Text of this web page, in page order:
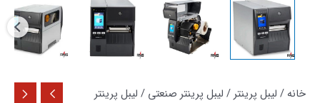
خانه / لیبل پرینتر/ لیبل پرینتر صنعتی / لیبل پرینتر